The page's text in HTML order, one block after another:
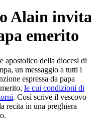
Alain invita
emerito
apostolico della diocesi di
un messaggio a tutti i
espressa da papa
le cui condizioni di
. Così scrive il vescovo
recita in una preghiera